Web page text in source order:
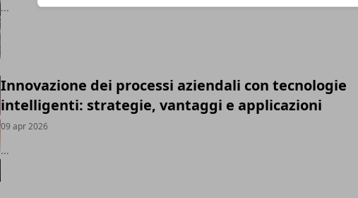
...
Innovazione dei processi aziendali con tecnologie
intelligenti: strategie, vantaggi e applicazioni
09 apr 2026
...